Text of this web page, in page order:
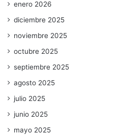
enero 2026
diciembre 2025
noviembre 2025
octubre 2025
septiembre 2025
agosto 2025
julio 2025
junio 2025
mayo 2025